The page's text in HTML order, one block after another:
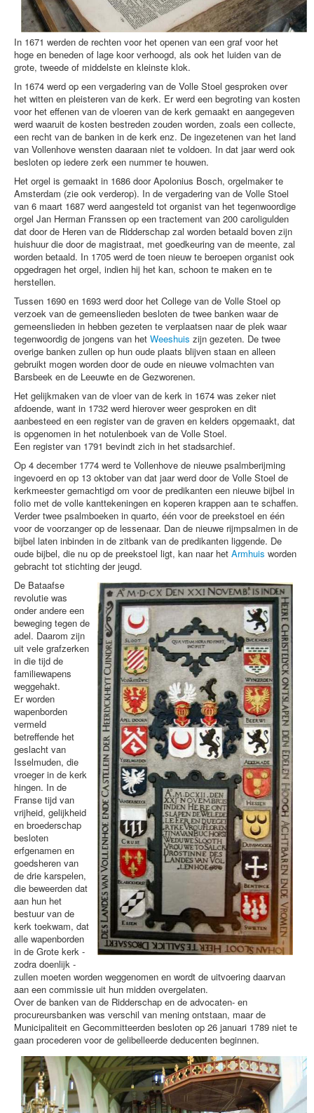
In 1671 werden de rechten voor het openen van een graf voor het
hoge en beneden of lage koor verhoogd, als ook het luiden van de
grote, tweede of middelste en kleinste klok.
In 1674 werd op een vergadering van de Volle Stoel gesproken over
het witten en pleisteren van de kerk. Er werd een begroting van kosten
voor het effenen van de vloeren van de kerk gemaakt en aangegeven
werd waaruit de kosten bestreden zouden worden, zoals een collecte,
een recht van de banken in de kerk enz. De ingezetenen van het land
van Vollenhove wensten daaraan niet te voldoen. In dat jaar werd ook
besloten op iedere zerk een nummer te houwen.
Het orgel is gemaakt in 1686 door Apolonius Bosch, orgelmaker te
Amsterdam (zie ook verderop). In de vergadering van de Volle Stoel
van 6 maart 1687 werd aangesteld tot organist van het tegenwoordige
orgel Jan Herman Franssen op een tractement van 200 caroligulden
dat door de Heren van de Ridderschap zal worden betaald boven zijn
huishuur die door de magistraat, met goedkeuring van de meente, zal
worden betaald. In 1705 werd de toen nieuw te beroepen organist ook
opgedragen het orgel, indien hij het kan, schoon te maken en te
herstellen.
Tussen 1690 en 1693 werd door het College van de Volle Stoel op
verzoek van de gemeenslieden besloten de twee banken waar de
gemeenslieden in hebben gezeten te verplaatsen naar de plek waar
tegenwoordig de jongens van het Weeshuis zijn gezeten. De twee
overige banken zullen op hun oude plaats blijven staan en alleen
gebruikt mogen worden door de oude en nieuwe volmachten van
Barsbeek en de Leeuwte en de Gezworenen.
Het gelijkmaken van de vloer van de kerk in 1674 was zeker niet
afdoende, want in 1732 werd hierover weer gesproken en dit
aanbesteed en een register van de graven en kelders opgemaakt, dat
is opgenomen in het notulenboek van de Volle Stoel.
Een register van 1791 bevindt zich in het stadsarchief.
Op 4 december 1774 werd te Vollenhove de nieuwe psalmberijming
ingevoerd en op 13 oktober van dat jaar werd door de Volle Stoel de
kerkmeester gemachtigd om voor de predikanten een nieuwe bijbel in
folio met de volle kanttekeningen en koperen krappen aan te schaffen.
Verder twee psalmboeken in quarto, één voor de preekstoel en één
voor de voorzanger op de lessenaar. Dan de nieuwe rijmpsalmen in de
bijbel laten inbinden in de zitbank van de predikanten liggende. De
oude bijbel, die nu op de preekstoel ligt, kan naar het Armhuis worden
gebracht tot stichting der jeugd.
De Bataafse
revolutie was
onder andere een
beweging tegen de
adel. Daarom zijn
uit vele grafzerken
in die tijd de
familiewapens
weggehakt.
Er worden
wapenborden
vermeld
betreffende het
geslacht van
Isselmuden, die
vroeger in de kerk
hingen. In de
Franse tijd van
vrijheid, gelijkheid
en broederschap
besloten
erfgenamen en
goedsheren van
de drie karspelen,
die beweerden dat
aan hun het
bestuur van de
kerk toekwam, dat
alle wapenborden
in de Grote kerk -
zodra doenlijk -
zullen moeten worden weggenomen en wordt de uitvoering daarvan
aan een commissie uit hun midden overgelaten.
Over de banken van de Ridderschap en de advocaten- en
procureursbanken was verschil van mening ontstaan, maar de
Municipaliteit en Gecommitteerden besloten op 26 januari 1789 niet te
gaan procederen voor de gelibelleerde deducenten beginnen.